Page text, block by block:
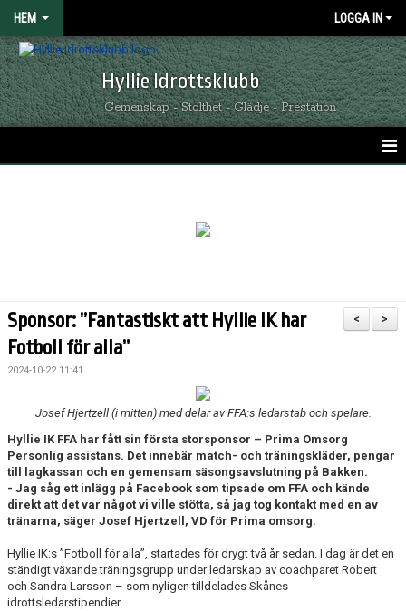
HEM LOGGA IN
Hyllie Idrottsklubb
Gemenskap - Stolthet - Glädje - Prestation
OM HYLLIE IK
KIOSKEN
SPONSORER
HYLLIEDAGEN
MEDLEMSKAP
>
<
Sponsor: ”Fantastiskt att Hyllie IK har
Fotboll för alla”
2024-10-22 11:41
Josef Hjertzell (i mitten) med delar av FFA:s ledarstab och spelare.
Hyllie IK FFA har fått sin första storsponsor – Prima Omsorg
Personlig assistans. Det innebär match- och träningskläder, pengar
till lagkassan och en gemensam säsongsavslutning på Bakken.
- Jag såg ett inlägg på Facebook som tipsade om FFA och kände
direkt att det var något vi ville stötta, så jag tog kontakt med en av
tränarna, säger Josef Hjertzell, VD för Prima omsorg.
Hyllie IK:s ”Fotboll för alla”, startades för drygt två år sedan. I dag är det en
ständigt växande träningsgrupp under ledarskap av coachparet Robert
och Sandra Larsson – som nyligen tilldelades Skånes
idrottsledarstipendier.